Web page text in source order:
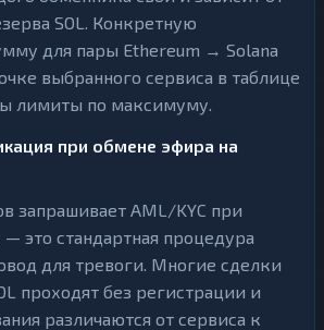
SOL. Конкретную
для пары Ethereum → Solana
выбранного сервиса в таблице
лимиты по максимуму.
при обмене эфира на
запрашивает AML/KYC при
это стандартная процедура
для тревоги. Многие сделки
проходят без регистрации и
различаются от сервиса к